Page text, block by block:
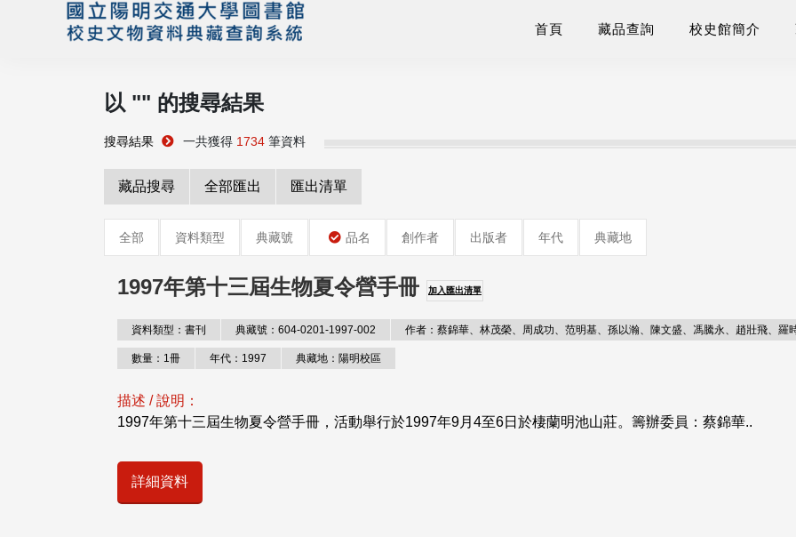
首頁 藏品查詢 校史館簡介
以 "" 的搜尋結果
搜尋結果 一共獲得 1734 筆資料
藏品搜尋 全部匯出 匯出清單
全部 資料類型 典藏號 品名 創作者 出版者 年代 典藏地
1997年第十三屆生物夏令營手冊 加入匯出清單
資料類型：書刊 典藏號：604-0201-1997-002 作者：蔡錦華、林茂榮、周成功、范明基、孫以瀚、陳文盛、馮騰永、趙壯飛、羅
數量：1冊 年代：1997 典藏地：陽明校區
描述 / 說明：
1997年第十三屆生物夏令營手冊，活動舉行於1997年9月4至6日於棲蘭明池山莊。籌辦委員：蔡錦華..
詳細資料